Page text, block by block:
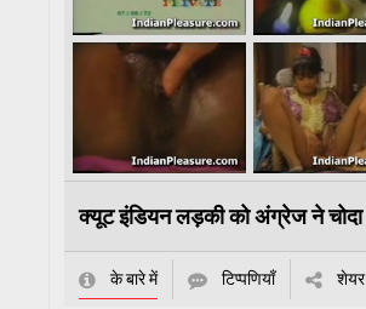
क्यूट इंडियन लड़की को अंग्रेज ने चोदा
के बारे में टिप्पणियाँ शेयर